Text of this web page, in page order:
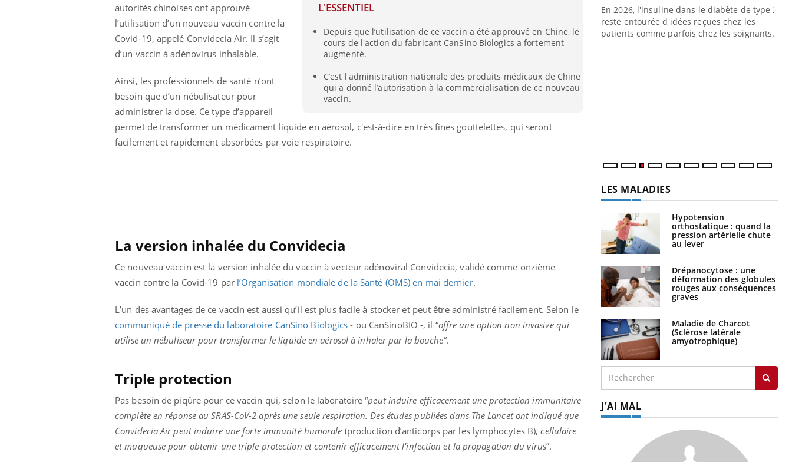
L'ESSENTIEL
Depuis que l’utilisation de ce vaccin a été approuvé en Chine, le
cours de l'action du fabricant CanSino Biologics a fortement
augmenté.
C’est l'administration nationale des produits médicaux de Chine
qui a donné l’autorisation à la commercialisation de ce nouveau
vaccin.
autorités chinoises ont approuvé
l’utilisation d’un nouveau vaccin contre la
Covid-19, appelé Convidecia Air. Il s’agit
d’un vaccin à adénovirus inhalable.
Ainsi, les professionnels de santé n’ont
besoin que d’un nébulisateur pour
administrer la dose. Ce type d’appareil
permet de transformer un médicament liquide en aérosol, c'est-à-dire en très fines gouttelettes, qui seront
facilement et rapidement absorbées par voie respiratoire.
La version inhalée du Convidecia
Ce nouveau vaccin est la version inhalée du vaccin à vecteur adénoviral Convidecia, validé comme onzième
vaccin contre la Covid-19 parl’Organisation mondiale de la Santé (OMS) en mai dernier.
L’un des avantages de ce vaccin est aussi qu’il est plus facile à stocker et peut être administré facilement. Selon le
communiqué de presse du laboratoire CanSino Biologics - ou CanSinoBIO -, il “offre une option non invasive qui
utilise un nébuliseur pour transformer le liquide en aérosol à inhaler par la bouche”.
Triple protection
Pas besoin de piqûre pour ce vaccin qui, selon le laboratoire “peut induire efficacement une protection immunitaire
complète en réponse au SRAS-CoV-2 après une seule respiration. Des études publiées dans The Lancet ont indiqué que
Convidecia Air peut induire une forte immunité humorale (production d’anticorps par les lymphocytes B),cellulaire
et muqueuse pour obtenir une triple protection et contenir efficacement l'infection et la propagation du virus”.
Il y a des sujets qui sont faciles à aborder...
d'autres non ! D'un côté, poser des
questions sur la maladie d'un proche c'est
Fatigue, irritabilité, brouillard mental ou
même alopécie… Les symptômes de la
carence en fer sont multiples ce qui la rend
...
En 2026, l'insuline dans le diabète de type 2
reste entourée d'idées reçues chez les
patients comme parfois chez les soignants.
LES MALADIES
Hypotension
orthostatique : quand la
pression artérielle chute
au lever
Drépanocytose : une
déformation des globules
rouges aux conséquences
graves
Maladie de Charcot
(Sclérose latérale
amyotrophique)
J'AI MAL